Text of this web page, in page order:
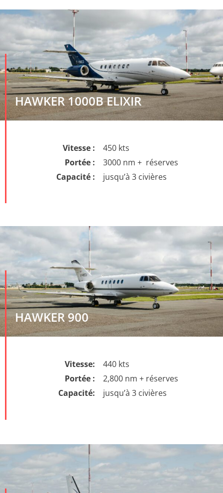
HAWKER 1000B ELIXIR
Vitesse :
450 kts
Portée :
3000 nm + réserves
Capacité :
jusqu’à 3 civières
HAWKER 900
Vitesse:
440 kts
Portée :
2,800 nm + réserves
Capacité:
jusqu’à 3 civières